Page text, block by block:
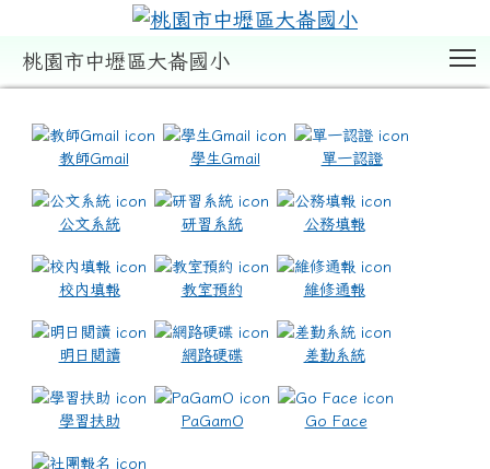
桃園市中壢區大崙國小
教師Gmail 學生Gmail 單一認證
公文系統 研習系統 公務填報
校內填報 教室預約 維修通報
明日閱讀 網路硬碟 差勤系統
學習扶助 PaGamO Go Face